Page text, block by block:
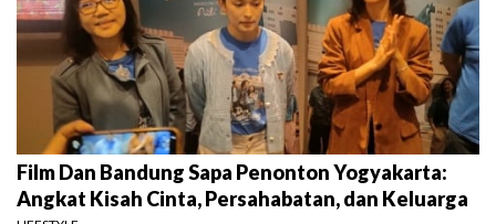
Film Dan Bandung Sapa Penonton Yogyakarta:
Angkat Kisah Cinta, Persahabatan, dan Keluarga